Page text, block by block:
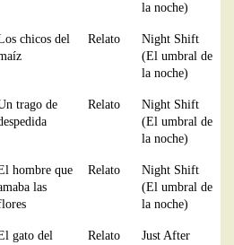
la noche)
chicos del
Relato
Night Shift
(El umbral de
la noche)
trago de
Relato
Night Shift
(El umbral de
la noche)
hombre que
las
Relato
Night Shift
(El umbral de
la noche)
gato del
Relato
Just After